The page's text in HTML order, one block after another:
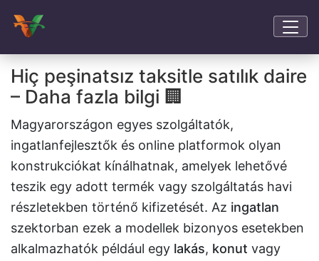
Hiç peşinatsız taksitle satılık daire
– Daha fazla bilgi 🏢
Magyarországon egyes szolgáltatók,
ingatlanfejlesztők és online platformok olyan
konstrukciókat kínálhatnak, amelyek lehetővé
teszik egy adott termék vagy szolgáltatás havi
részletekben történő kifizetését. Az ingatlan
szektorban ezek a modellek bizonyos esetekben
alkalmazhatók például egy lakás, konut vagy